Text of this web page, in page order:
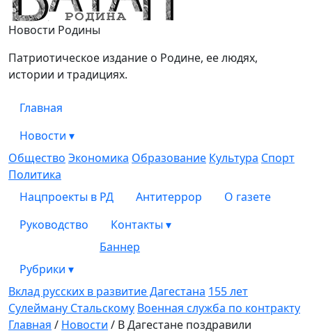
Ватан
Новости Родины
Патриотическое издание о Родине, ее людях,
истории и традициях.
Главная
Новости ▾
Общество Экономика Образование Культура Спорт
Политика
Нацпроекты в РД
Антитеррор
О газете
Руководство
Контакты ▾
Баннер
Рубрики ▾
Вклад русских в развитие Дагестана 155 лет
Сулейману Стальскому Военная служба по контракту
Главная / Новости / В Дагестане поздравили